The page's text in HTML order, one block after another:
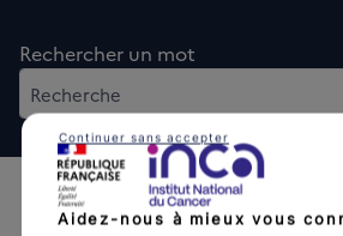
Rechercher un mot
Aidez-nous à mieux vous
Continuer sans accepter